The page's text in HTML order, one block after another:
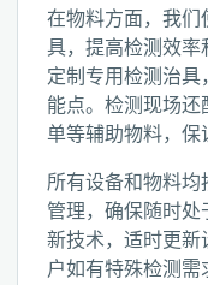
在物料方面，我们
具，提高检测效率
定制专用检测治具
能点。检测现场还
单等辅助物料，保
所有设备和物料均
管理，确保随时处
新技术，适时更新
户如有特殊检测